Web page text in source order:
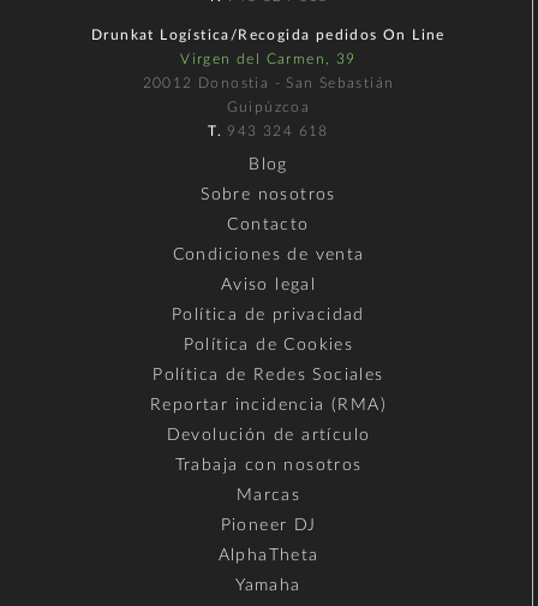
Drunkat Logística/Recogida pedidos On Line
Virgen del Carmen, 39
20012 Donostia - San Sebastián
Guipúzcoa
T. 943 324 618
Blog
Sobre nosotros
Contacto
Condiciones de venta
Aviso legal
Política de privacidad
Política de Cookies
Política de Redes Sociales
Reportar incidencia (RMA)
Devolución de artículo
Trabaja con nosotros
Marcas
Pioneer DJ
AlphaTheta
Yamaha